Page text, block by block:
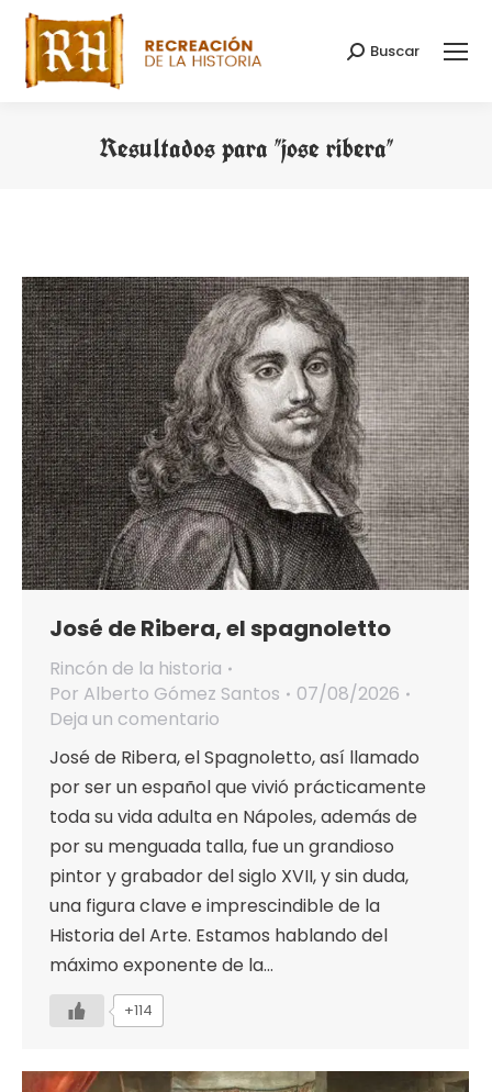
Buscar:
Buscar
Resultados para "jose ribera"
José de Ribera, el spagnoletto
Rincón de la historia
Por Alberto Gómez Santos
07/08/2026
Deja un comentario
José de Ribera, el Spagnoletto, así llamado
por ser un español que vivió prácticamente
toda su vida adulta en Nápoles, además de
por su menguada talla, fue un grandioso
pintor y grabador del siglo XVII, y sin duda,
una figura clave e imprescindible de la
Historia del Arte. Estamos hablando del
máximo exponente de la…
+114